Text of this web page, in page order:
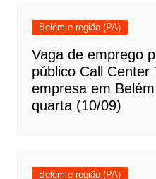
Belém e região (PA)
Vaga de emprego
público Call Center
empresa em
quarta (10/09)
Belém e região (PA)